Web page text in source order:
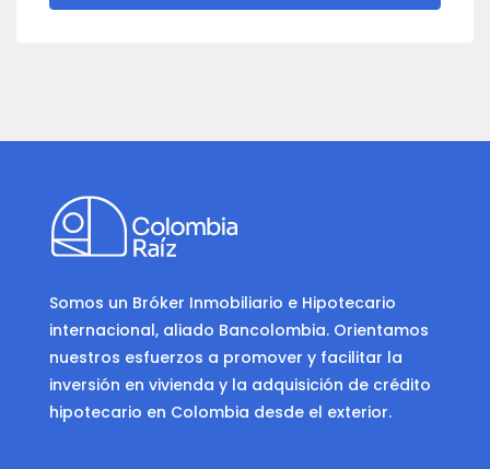
Somos un Bróker Inmobiliario e Hipotecario
internacional, aliado Bancolombia. Orientamos
nuestros esfuerzos a promover y facilitar la
inversión en vivienda y la adquisición de crédito
hipotecario en Colombia desde el exterior.